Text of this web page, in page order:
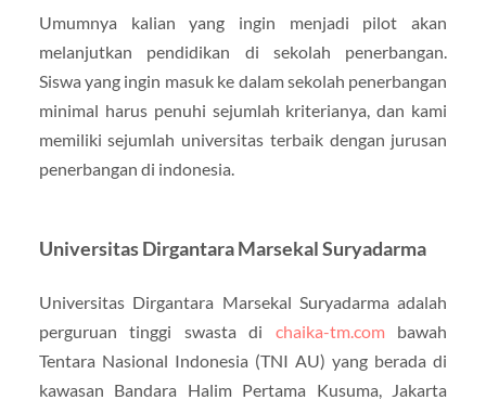
Umumnya kalian yang ingin menjadi pilot akan
melanjutkan pendidikan di sekolah penerbangan.
Siswa yang ingin masuk ke dalam sekolah penerbangan
minimal harus penuhi sejumlah kriterianya, dan kami
memiliki sejumlah universitas terbaik dengan jurusan
penerbangan di indonesia.
Universitas Dirgantara Marsekal Suryadarma
Universitas Dirgantara Marsekal Suryadarma adalah
perguruan tinggi swasta di chaika-tm.com bawah
Tentara Nasional Indonesia (TNI AU) yang berada di
kawasan Bandara Halim Pertama Kusuma, Jakarta